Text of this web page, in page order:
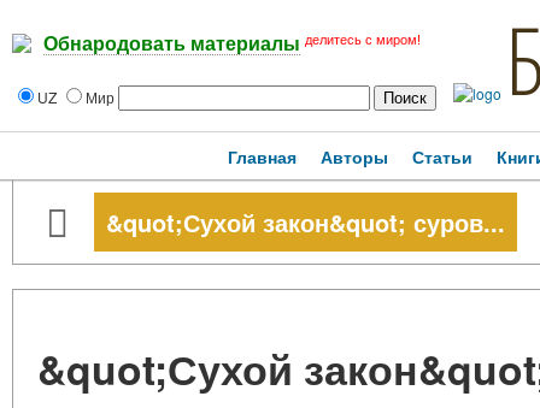
Обнародовать материалы делитесь с миром!
UZ Мир
Главная Авторы Статьи
&quot;Сухой закон&quot; суров...
&quot;Сухой